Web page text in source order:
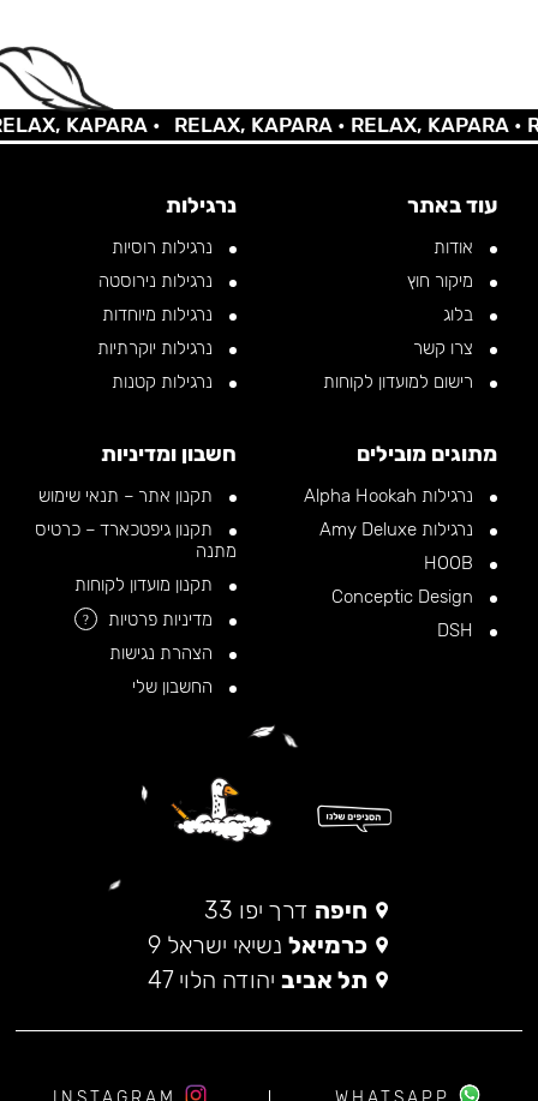
KAPARA • RELAX, KAPARA •RELAX, KAPARA •
עוד באתר
אודות
מיקור חוץ
בלוג
צרו קשר
רישום למועדון לקוחות
נרגילות
נרגילות רוסיות
נרגילות נירוסטה
נרגילות מיוחדות
נרגילות יוקרתיות
נרגילות קטנות
מתוגים מובילים
נרגילות Alpha Hookah
נרגילות Amy Deluxe
חשבון ומדיניות
תקנון אתר – תנאי שימוש
תקנון גיפטכארד – כרטיס
מתנה
תקנון מועדון לקוחות
מדיניות פרטיות
?
הצהרת נגישות
החשבון שלי
חיפה דרך יפו 33
כרמיאל נשיאי ישראל 9
תל אביב יהודה הלוי 47